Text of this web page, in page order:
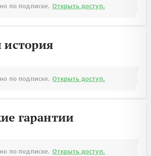
по подписке. Открыть доступ.
история
по подписке. Открыть доступ.
гарантии
по подписке. Открыть доступ.